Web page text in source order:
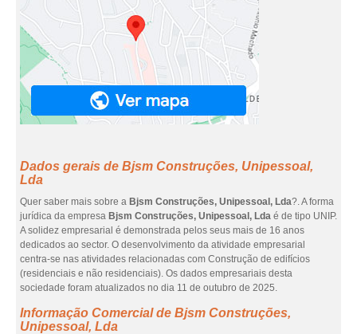
Dados gerais de Bjsm Construções, Unipessoal,
Lda
Quer saber mais sobre a Bjsm Construções, Unipessoal, Lda?. A forma
jurídica da empresa Bjsm Construções, Unipessoal, Lda é de tipo UNIP.
A solidez empresarial é demonstrada pelos seus mais de 16 anos
dedicados ao sector. O desenvolvimento da atividade empresarial
centra-se nas atividades relacionadas com Construção de edifícios
(residenciais e não residenciais). Os dados empresariais desta
sociedade foram atualizados no dia 11 de outubro de 2025.
Informação Comercial de Bjsm Construções,
Unipessoal, Lda